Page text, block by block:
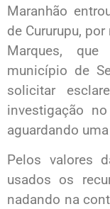
Maranhão
de Cururupu,
Marques,
município de
solicitar
investigação
aguardando
Pelos valores
usados os
nadando na